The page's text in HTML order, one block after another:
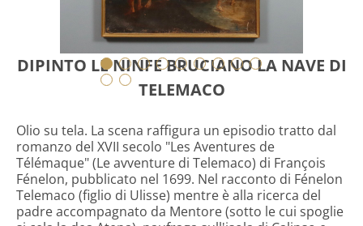
DIPINTO LE NINFE BRUCIANO LA NAVE DI
TELEMACO
Olio su tela. La scena raffigura un episodio tratto dal
romanzo del XVII secolo "Les Aventures de
Télémaque" (Le avventure di Telemaco) di François
Fénelon, pubblicato nel 1699. Nel racconto di Fénelon
Telemaco (figlio di Ulisse) mentre è alla ricerca del
padre accompagnato da Mentore (sotto le cui spoglie